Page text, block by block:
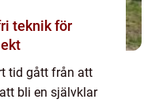
tid gått från att
bli en självklar